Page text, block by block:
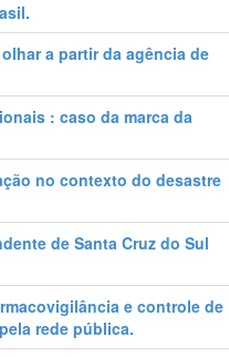
a partir da agência de
: caso da marca da
no contexto do desastre
de Santa Cruz do Sul
e controle de
rede pública.